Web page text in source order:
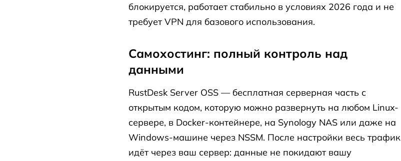
блокируется, работает стабильно в условиях 2026 года и не
требует VPN для базового использования.
Самохостинг: полный контроль над
данными
RustDesk Server OSS — бесплатная серверная часть с
открытым кодом, которую можно развернуть на любом Linux-
сервере, в Docker-контейнере, на Synology NAS или даже на
Windows-машине через NSSM. После настройки весь трафик
идёт через ваш сервер: данные не покидают вашу